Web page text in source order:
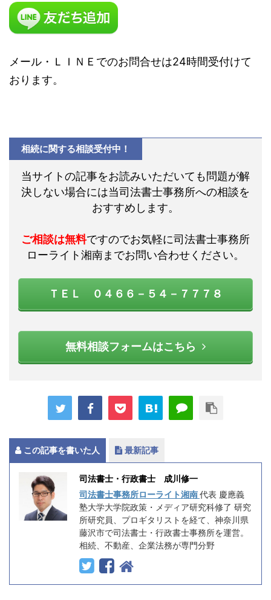
メール・ＬＩＮＥでのお問合せは24時間受付けて
おります。
相続に関する相談受付中！
当サイトの記事をお読みいただいても問題が解
決しない場合には当司法書士事務所への相談を
おすすめします。
ご相談は無料ですのでお気軽に司法書士事務所
ローライト湘南までお問い合わせください。
ＴＥＬ ０４６６－５４－７７７８
無料相談フォームはこちら
この記事を書いた人 最新記事
司法書士・行政書士 成川修一
司法書士事務所ローライト湘南代表 慶應義
塾大学大学院政策・メディア研究科修了 研究
所研究員、プロギタリストを経て、神奈川県
藤沢市で司法書士・行政書士事務所を運営。
相続、不動産、企業法務が専門分野